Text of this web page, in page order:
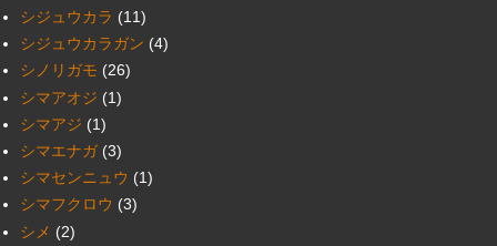
シジュウカラ (11)
シジュウカラガン (4)
シノリガモ (26)
シマアオジ (1)
シマアジ (1)
シマエナガ (3)
シマセンニュウ (1)
シマフクロウ (3)
シメ (2)